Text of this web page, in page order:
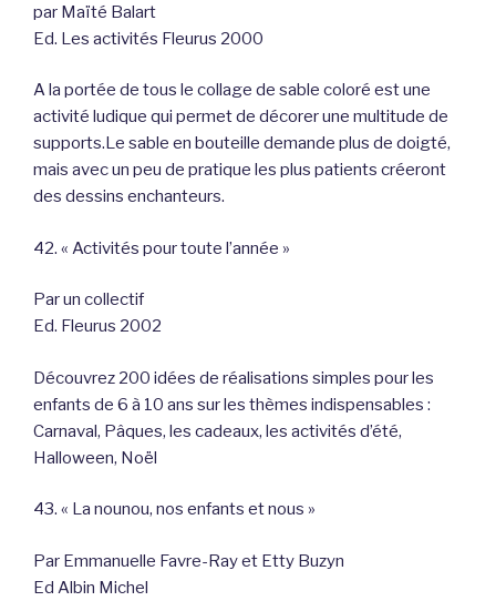
par Maïté Balart
Ed. Les activités Fleurus 2000
A la portée de tous le collage de sable coloré est une
activité ludique qui permet de décorer une multitude de
supports.Le sable en bouteille demande plus de doigté,
mais avec un peu de pratique les plus patients créeront
des dessins enchanteurs.
42. « Activités pour toute l’année »
Par un collectif
Ed. Fleurus 2002
Découvrez 200 idées de réalisations simples pour les
enfants de 6 à 10 ans sur les thèmes indispensables :
Carnaval, Pâques, les cadeaux, les activités d’été,
Halloween, Noël
43. « La nounou, nos enfants et nous »
Par Emmanuelle Favre-Ray et Etty Buzyn
Ed Albin Michel